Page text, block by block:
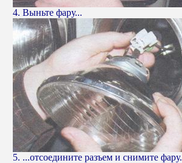
4. Выньте фару...
5. ...отсоедините разъем и снимите фару.